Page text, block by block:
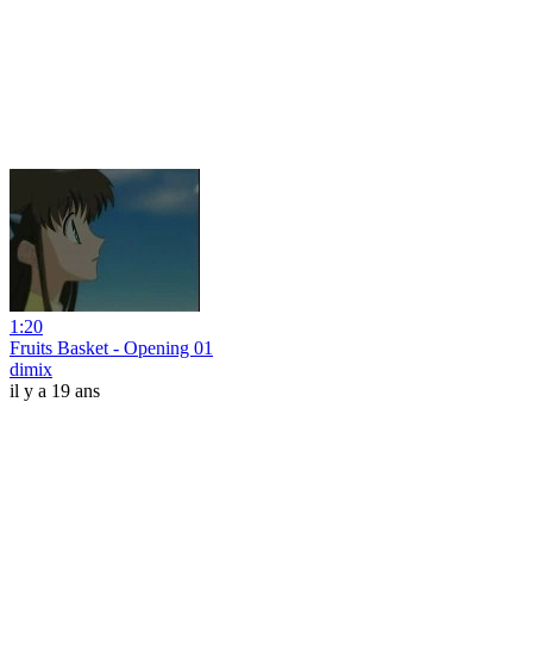
1:20
Fruits Basket - Opening 01
dimix
il y a 19 ans